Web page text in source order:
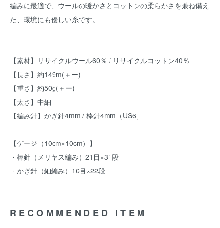
編みに最適で、ウールの暖かさとコットンの柔らかさを兼ね備え
た、環境にも優しい糸です。
【素材】リサイクルウール60％ / リサイクルコットン40％
【長さ】約149m(＋ー)
【重さ】約50g(＋ー)
【太さ】中細
【編み針】かぎ針4mm / 棒針4mm（US6）
【ゲージ（10cm×10cm）】
・棒針（メリヤス編み）21目×31段
・かぎ針（細編み）16目×22段
RECOMMENDED ITEM